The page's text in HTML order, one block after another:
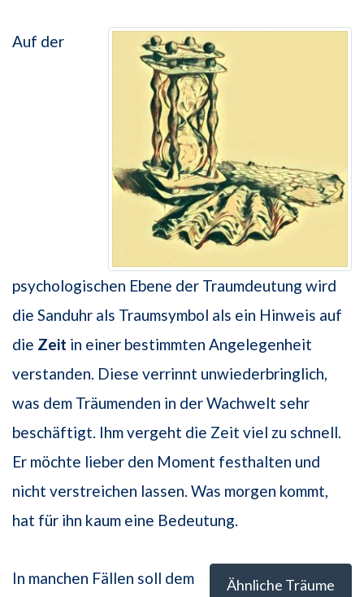
Auf der
psychologischen Ebene der Traumdeutung wird
die Sanduhr als Traumsymbol als ein Hinweis auf
die Zeit in einer bestimmten Angelegenheit
verstanden. Diese verrinnt unwiederbringlich,
was dem Träumenden in der Wachwelt sehr
beschäftigt. Ihm vergeht die Zeit viel zu schnell.
Er möchte lieber den Moment festhalten und
nicht verstreichen lassen. Was morgen kommt,
hat für ihn kaum eine Bedeutung.
Ähnliche Träume
In manchen Fällen soll dem